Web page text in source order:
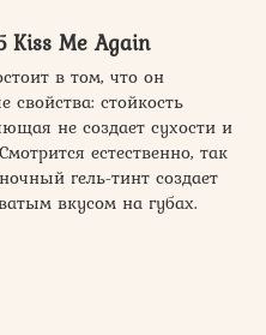
Kiss Me Again
в том, что он
свойства: стойкость
не создает сухости и
естественно, так
гель-тинт создает
вкусом на губах.